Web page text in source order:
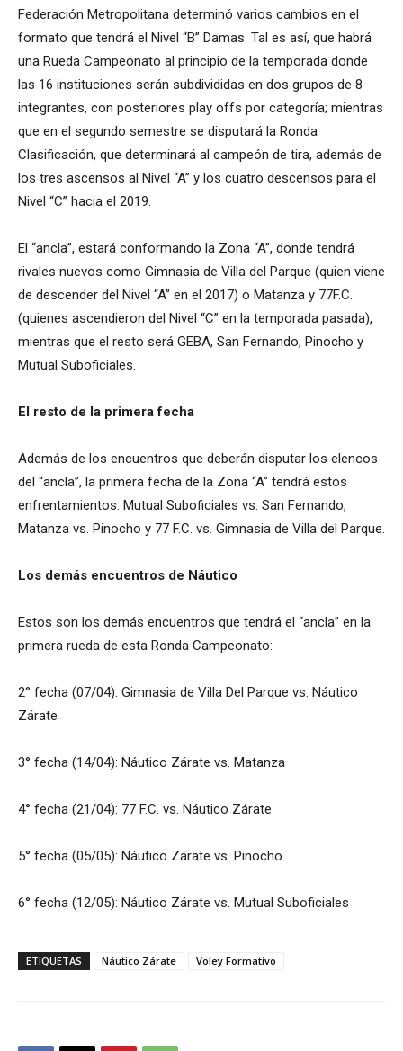
Federación Metropolitana determinó varios cambios en el
formato que tendrá el Nivel “B” Damas. Tal es así, que habrá
una Rueda Campeonato al principio de la temporada donde
las 16 instituciones serán subdivididas en dos grupos de 8
integrantes, con posteriores play offs por categoría; mientras
que en el segundo semestre se disputará la Ronda
Clasificación, que determinará al campeón de tira, además de
los tres ascensos al Nivel “A” y los cuatro descensos para el
Nivel “C” hacia el 2019.
El “ancla”, estará conformando la Zona “A”, donde tendrá
rivales nuevos como Gimnasia de Villa del Parque (quien viene
de descender del Nivel “A” en el 2017) o Matanza y 77F.C.
(quienes ascendieron del Nivel “C” en la temporada pasada),
mientras que el resto será GEBA, San Fernando, Pinocho y
Mutual Suboficiales.
El resto de la primera fecha
Además de los encuentros que deberán disputar los elencos
del “ancla”, la primera fecha de la Zona “A” tendrá estos
enfrentamientos: Mutual Suboficiales vs. San Fernando,
Matanza vs. Pinocho y 77 F.C. vs. Gimnasia de Villa del Parque.
Los demás encuentros de Náutico
Estos son los demás encuentros que tendrá el “ancla” en la
primera rueda de esta Ronda Campeonato:
2° fecha (07/04): Gimnasia de Villa Del Parque vs. Náutico
Zárate
3° fecha (14/04): Náutico Zárate vs. Matanza
4° fecha (21/04): 77 F.C. vs. Náutico Zárate
5° fecha (05/05): Náutico Zárate vs. Pinocho
6° fecha (12/05): Náutico Zárate vs. Mutual Suboficiales
ETIQUETAS Náutico Zárate Voley Formativo